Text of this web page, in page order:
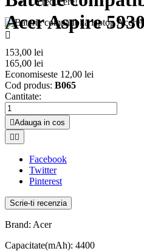

Acer Aspire
153,00 lei
165,00 lei
Economiseste 12,00 lei
Cod produs: B065
Cantitate:
Adauga in cos
 
Facebook
Twitter
Pinterest
Scrie-ti recenzia
Brand: Acer
Capacitate(mAh): 4400